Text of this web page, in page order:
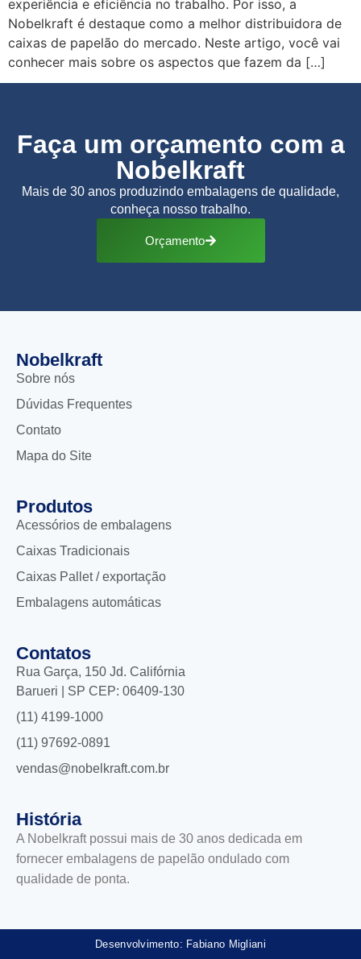
experiência e eficiência no trabalho. Por isso, a
Nobelkraft é destaque como a melhor distribuidora de
caixas de papelão do mercado. Neste artigo, você vai
conhecer mais sobre os aspectos que fazem da […]
Faça um orçamento com a
Nobelkraft
Mais de 30 anos produzindo embalagens de qualidade,
conheça nosso trabalho.
Orçamento
Nobelkraft
Sobre nós
Dúvidas Frequentes
Contato
Mapa do Site
Produtos
Acessórios de embalagens
Caixas Tradicionais
Caixas Pallet / exportação
Embalagens automáticas
Contatos
Rua Garça, 150 Jd. Califórnia
Barueri | SP CEP: 06409-130
(11) 4199-1000
(11) 97692-0891
vendas@nobelkraft.com.br
História
A Nobelkraft possui mais de 30 anos dedicada em
fornecer embalagens de papelão ondulado com
qualidade de ponta.
Desenvolvimento: Fabiano Migliani